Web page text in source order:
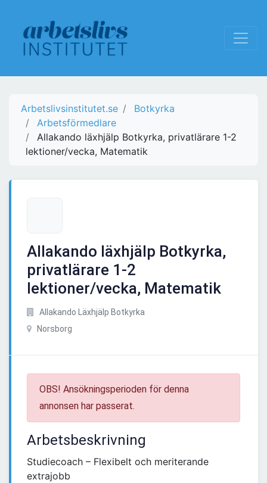
Arbetslivsinstitutet.se
Botkyrka
Arbetsförmedlare
Allakando läxhjälp Botkyrka, privatlärare 1-2
lektioner/vecka, Matematik
Allakando läxhjälp Botkyrka,
privatlärare 1-2
lektioner/vecka, Matematik
Allakando Läxhjälp Botkyrka
Norsborg
OBS! Ansökningsperioden för denna
annonsen har passerat.
Arbetsbeskrivning
Studiecoach – Flexibelt och meriterande
extrajobb